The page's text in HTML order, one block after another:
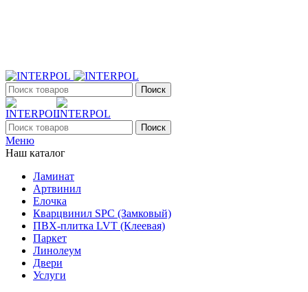
Поиск
Поиск
Меню
Наш каталог
Ламинат
Артвинил
Елочка
Кварцвинил SPC (Замковый)
ПВХ-плитка LVT (Клеевая)
Паркет
Линолеум
Двери
Услуги